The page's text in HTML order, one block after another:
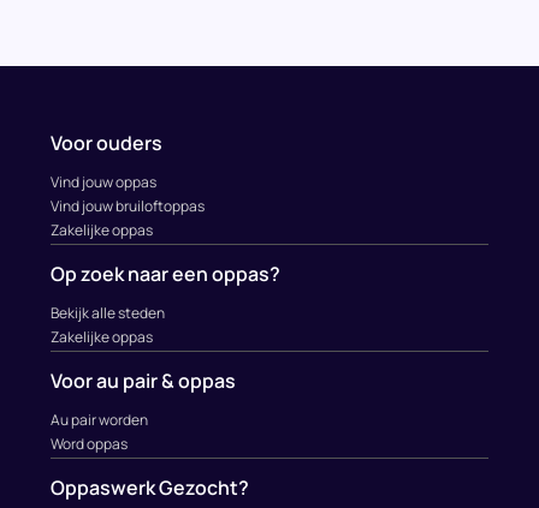
Voor ouders
Vind jouw oppas
Vind jouw bruiloftoppas
Zakelijke oppas
Op zoek naar een oppas?
Bekijk alle steden
Zakelijke oppas
Voor au pair & oppas
Au pair worden
Word oppas
Oppaswerk Gezocht?